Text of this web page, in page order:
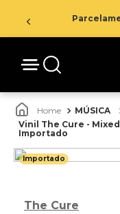
MÚSICA
Vinil The Cure -
Importado
Importado
The Cure